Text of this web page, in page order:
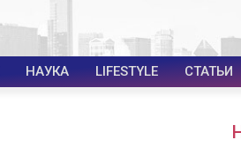
НАУКА LIFESTYLE СТАТЬИ